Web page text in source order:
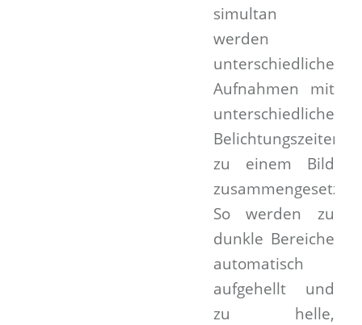
simultan
werden
unterschiedliche
Aufnahmen mit
unterschiedlichen
Belichtungszeiten
zu einem Bild
zusammengesetzt.
So werden zu
dunkle Bereiche
automatisch
aufgehellt und
zu helle,